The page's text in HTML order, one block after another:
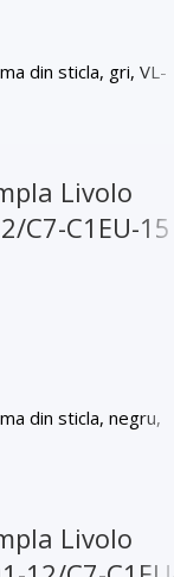
Livolo
C7-C1EU-15
Livolo